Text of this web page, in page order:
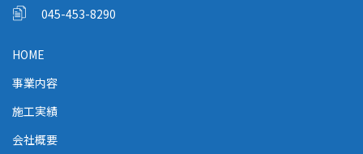
045-453-8290
HOME
事業内容
施工実績
会社概要